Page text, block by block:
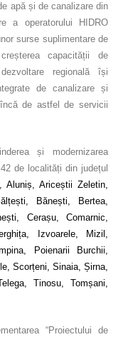
apă și de canalizare din
a operatorului HIDRO
surse suplimentare de
capacității de
regională își
de canalizare și
de astfel de servicii
și modernizarea
de localități din județul
Aluniș, Ariceștii Zeletin,
Bănești, Bertea,
Cerașu, Comarnic,
Izvoarele, Mizil,
Poienarii Burchii,
Scorțeni, Sinaia, Șirna,
Tinosu, Tomșani,
“Proiectului de